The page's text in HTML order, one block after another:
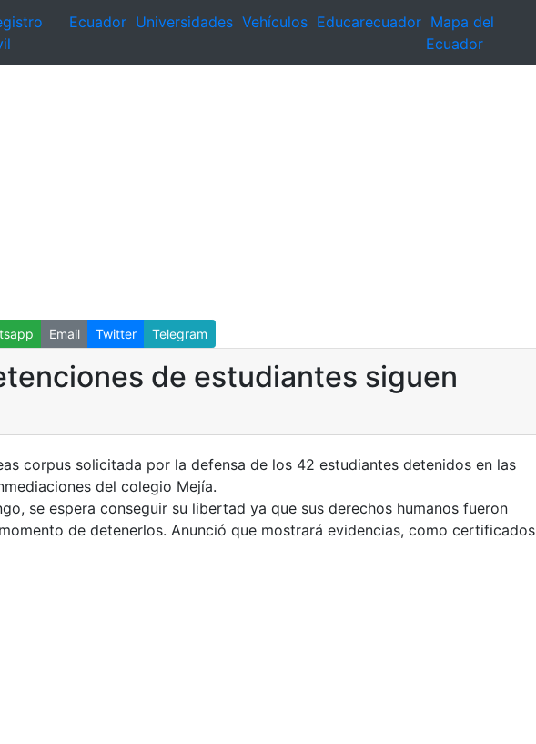
Ecuador Universidades Vehículos Educarecuador Mapa del
Ecuador
Email Twitter Telegram
de estudiantes siguen
corpus solicitada por la defensa de los 42 estudiantes detenidos en las
del colegio Mejía.
se espera conseguir su libertad ya que sus derechos humanos fueron
de detenerlos. Anunció que mostrará evidencias, como certificados